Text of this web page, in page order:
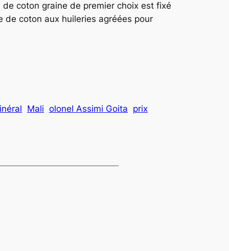
coton graine de premier choix est fixé
de coton aux huileries agréées pour
Mali olonel Assimi Goita prix